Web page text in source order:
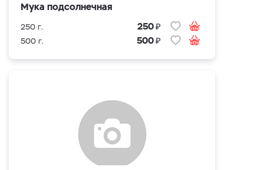
Мука подсолнечная
250 г. 250₽
500 г. 500₽